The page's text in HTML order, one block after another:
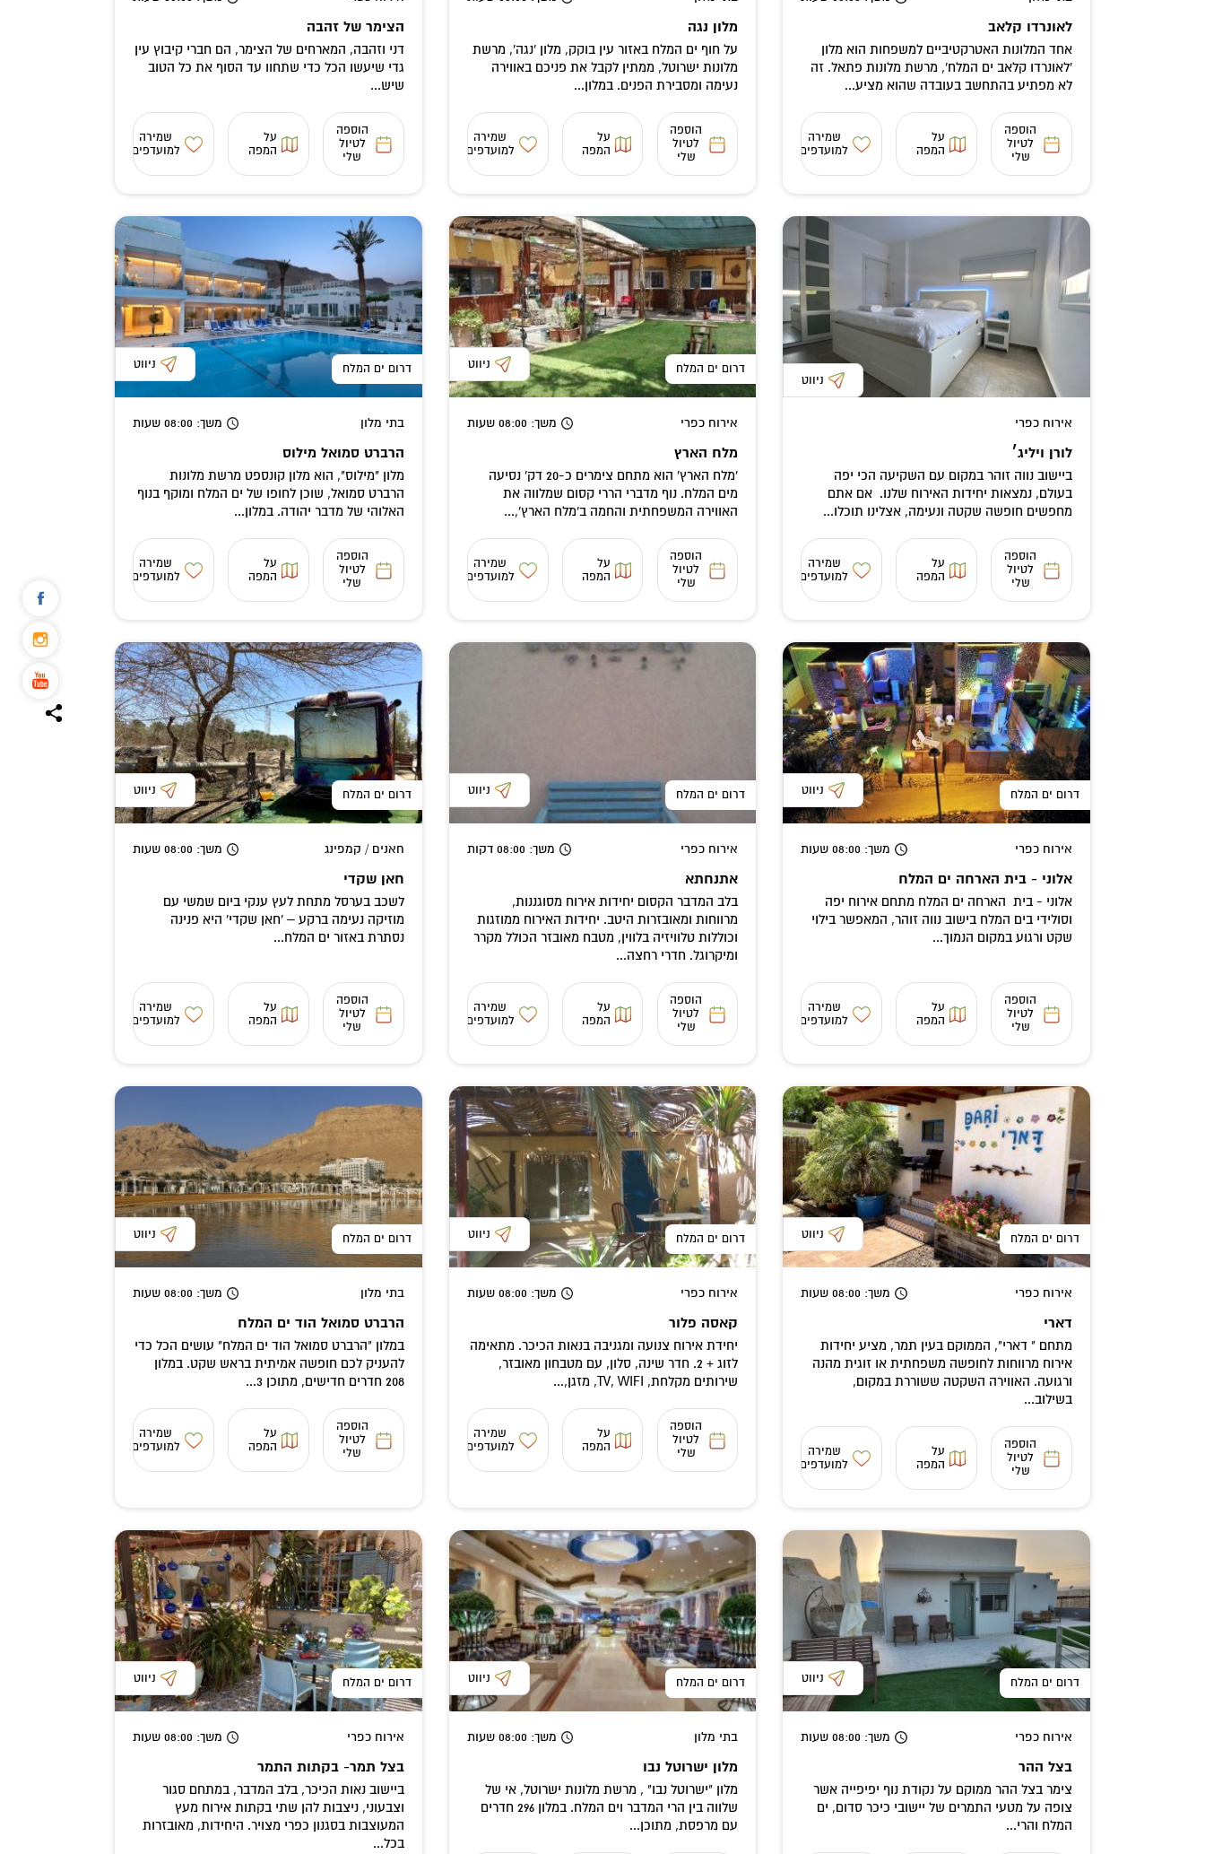
לאונרדו קלאב
אחד המלונות האטרקטיביים למשפחות הוא מלון
'לאונרדו קלאב ים המלח', מרשת מלונות פתאל. זה
לא מפתיע בהתחשב בעובדה שהוא מציע...
הוספה
לטיול
שלי
על
המפה
שמירה
למועדפים
מלון נגה
על חוף ים המלח באזור עין בוקק, מלון 'נגה', מרשת
מלונות ישרוטל, ממתין לקבל את פניכם באווירה
נעימה ומסבירת הפנים. במלון...
הוספה
לטיול
שלי
על
המפה
שמירה
למועדפים
הצימר של זהבה
דני וזהבה, המארחים של הצימר, הם חברי קיבוץ עין
גדי שיעשו הכל כדי שתחוו עד הסוף את כל הטוב
שיש...
הוספה
לטיול
שלי
על
המפה
שמירה
למועדפים
ניווט
אירוח כפרי
לורן ויליג׳
ביישוב נווה זוהר במקום עם השקיעה הכי יפה
בעולם, נמצאות יחידות האירוח שלנו. אם אתם
מחפשים חופשה שקטה ונעימה, אצלינו תוכלו...
הוספה
לטיול
שלי
על
המפה
שמירה
למועדפים
דרום ים המלח ניווט
אירוח כפרי משך: 08:00 שעות
מלח הארץ
'מלח הארץ' הוא מתחם צימרים כ-20 דק' נסיעה
מים המלח. נוף מדברי הררי קסום שמלווה את
האווירה המשפחתית והחמה ב'מלח הארץ',...
הוספה
לטיול
שלי
על
המפה
שמירה
למועדפים
דרום ים המלח ניווט
בתי מלון משך: 08:00 שעות
הרברט סמואל מילוס
מלון "מילוס", הוא מלון קונספט מרשת מלונות
הרברט סמואל, שוכן לחופו של ים המלח ומוקף בנוף
האלוהי של מדבר יהודה. במלון...
הוספה
לטיול
שלי
על
המפה
שמירה
למועדפים
דרום ים המלח ניווט
אירוח כפרי משך: 08:00 שעות
אלוני - בית הארחה ים המלח
אלוני - בית הארחה ים המלח מתחם אירוח יפה
וסולידי בים המלח בישוב נווה זוהר, המאפשר בילוי
שקט ורגוע במקום הנמוך...
הוספה
לטיול
שלי
על
המפה
שמירה
למועדפים
דרום ים המלח ניווט
אירוח כפרי משך: 08:00 דקות
אתנחתא
בלב המדבר הקסום יחידות אירוח מסוגננות,
מרווחות ומאובזרות היטב. יחידות האירוח ממוזגות
וכוללות טלוויזיה בלווין, מטבח מאובזר הכולל מקרר
ומיקרוגל. חדרי רחצה...
הוספה
לטיול
שלי
על
המפה
שמירה
למועדפים
דרום ים המלח ניווט
חאנים / קמפינג משך: 08:00 שעות
חאן שקדי
לשכב בערסל מתחת לעץ ענקי ביום שמשי עם
מוזיקה נעימה ברקע – 'חאן שקדי' היא פנינה
נסתרת באזור ים המלח...
הוספה
לטיול
שלי
על
המפה
שמירה
למועדפים
דרום ים המלח ניווט
אירוח כפרי משך: 08:00 שעות
דארי
מתחם " דארי", הממוקם בעין תמר, מציע יחידות
אירוח מרווחות לחופשה משפחתית או זוגית מהנה
ורגועה. האווירה השקטה ששוררת במקום,
בשילוב...
הוספה
לטיול
שלי
על
המפה
שמירה
למועדפים
דרום ים המלח ניווט
אירוח כפרי משך: 08:00 שעות
קאסה פלור
יחידת אירוח צנועה ומגניבה בנאות הכיכר. מתאימה
לזוג + 2. חדר שינה, סלון, עם מטבחון מאובזר,
שירותים מקלחת, TV, WIFI, מזגן,...
הוספה
לטיול
שלי
על
המפה
שמירה
למועדפים
דרום ים המלח ניווט
בתי מלון משך: 08:00 שעות
הרברט סמואל הוד ים המלח
במלון "הרברט סמואל הוד ים המלח" עושים הכל כדי
להעניק לכם חופשה אמיתית בראש שקט. במלון
208 חדרים חדישים, מתוכן 3...
הוספה
לטיול
שלי
על
המפה
שמירה
למועדפים
דרום ים המלח ניווט
אירוח כפרי משך: 08:00 שעות
בצל ההר
צימר בצל ההר ממוקם על נקודת נוף יפיפייה אשר
צופה על מטעי התמרים של יישובי כיכר סדום, ים
המלח והרי...
דרום ים המלח ניווט
בתי מלון משך: 08:00 שעות
מלון ישרוטל נבו
מלון "ישרוטל נבו" , מרשת מלונות ישרוטל, אי של
שלווה בין הרי המדבר וים המלח. במלון 296 חדרים
עם מרפסת, מתוכן...
דרום ים המלח ניווט
אירוח כפרי משך: 08:00 שעות
בצל תמר- בקתות התמר
ביישוב נאות הכיכר, בלב המדבר, במתחם סגור
וצבעוני, ניצבות להן שתי בקתות אירוח מעץ
המעוצבות בסגנון כפרי מצויר. היחידות, מאובזרות
בכל...